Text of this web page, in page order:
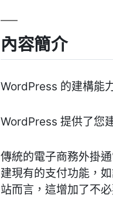
內容簡介
WordPress 的建構能
WordPress 提供了您
傳統的電子商務外掛
建現有的支付功能，
站而言，這增加了不